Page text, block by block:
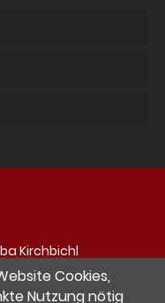
Kirchbichl
Kontakt
Cookies,
Nutzung nötig